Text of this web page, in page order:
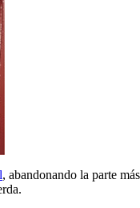
, abandonando la parte